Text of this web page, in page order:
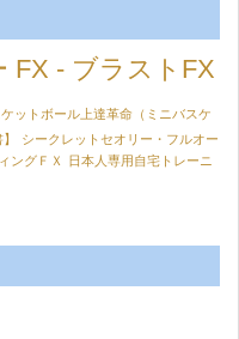
FX - ブラストFX
ットボール上達革命（ミニバスケ
シークレットセオリー・フルオー
ングＦＸ
日本人専用自宅トレーニ